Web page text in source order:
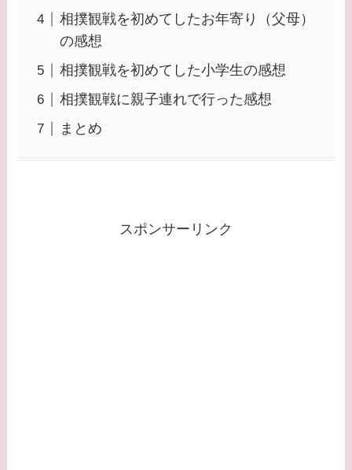
相撲観戦を初めてしたお年寄り（父母）
の感想
相撲観戦を初めてした小学生の感想
相撲観戦に親子連れで行った感想
まとめ
スポンサーリンク